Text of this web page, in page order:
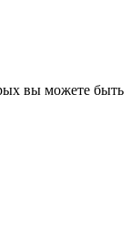
вы можете быть